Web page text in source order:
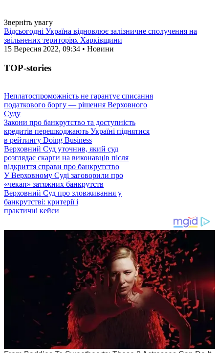
Зверніть увагу
Відсьогодні Україна відновлює залізничне сполучення на
звільнених територіях Харківщини
15 Вересня 2022, 09:34 • Новини
TOP-stories
Неплатоспроможність не гарантує списання
податкового боргу — рішення Верховного
Суду
Закони про банкрутство та доступність
кредитів перешкоджають Україні піднятися
в рейтингу Doing Business
Верховний Суд уточнив, який суд
розглядає скарги на виконавців після
відкриття справи про банкрутство
У Верховному Суді заговорили про
«чекап» затяжних банкрутств
Верховний Суд про зловживання у
банкрутстві: критерії і
практичні кейси